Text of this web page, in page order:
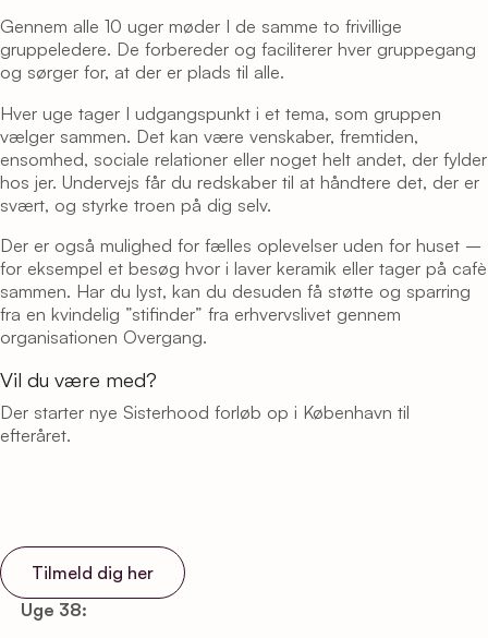
Gennem alle 10 uger møder I de samme to frivillige
gruppeledere. De forbereder og faciliterer hver gruppegang
og sørger for, at der er plads til alle.
Hver uge tager I udgangspunkt i et tema, som gruppen
vælger sammen. Det kan være venskaber, fremtiden,
ensomhed, sociale relationer eller noget helt andet, der fylder
hos jer. Undervejs får du redskaber til at håndtere det, der er
svært, og styrke troen på dig selv.
Der er også mulighed for fælles oplevelser uden for huset –
for eksempel et besøg hvor i laver keramik eller tager på cafè
sammen. Har du lyst, kan du desuden få støtte og sparring
fra en kvindelig ”stifinder” fra erhvervslivet gennem
organisationen Overgang.
Vil du være med?
Der starter nye Sisterhood forløb op i København til
efteråret.
Tilmeld dig her
Uge 38: